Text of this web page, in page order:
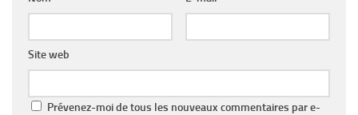
Site web
Prévenez-moi de tous les nouveaux commentaires par e-